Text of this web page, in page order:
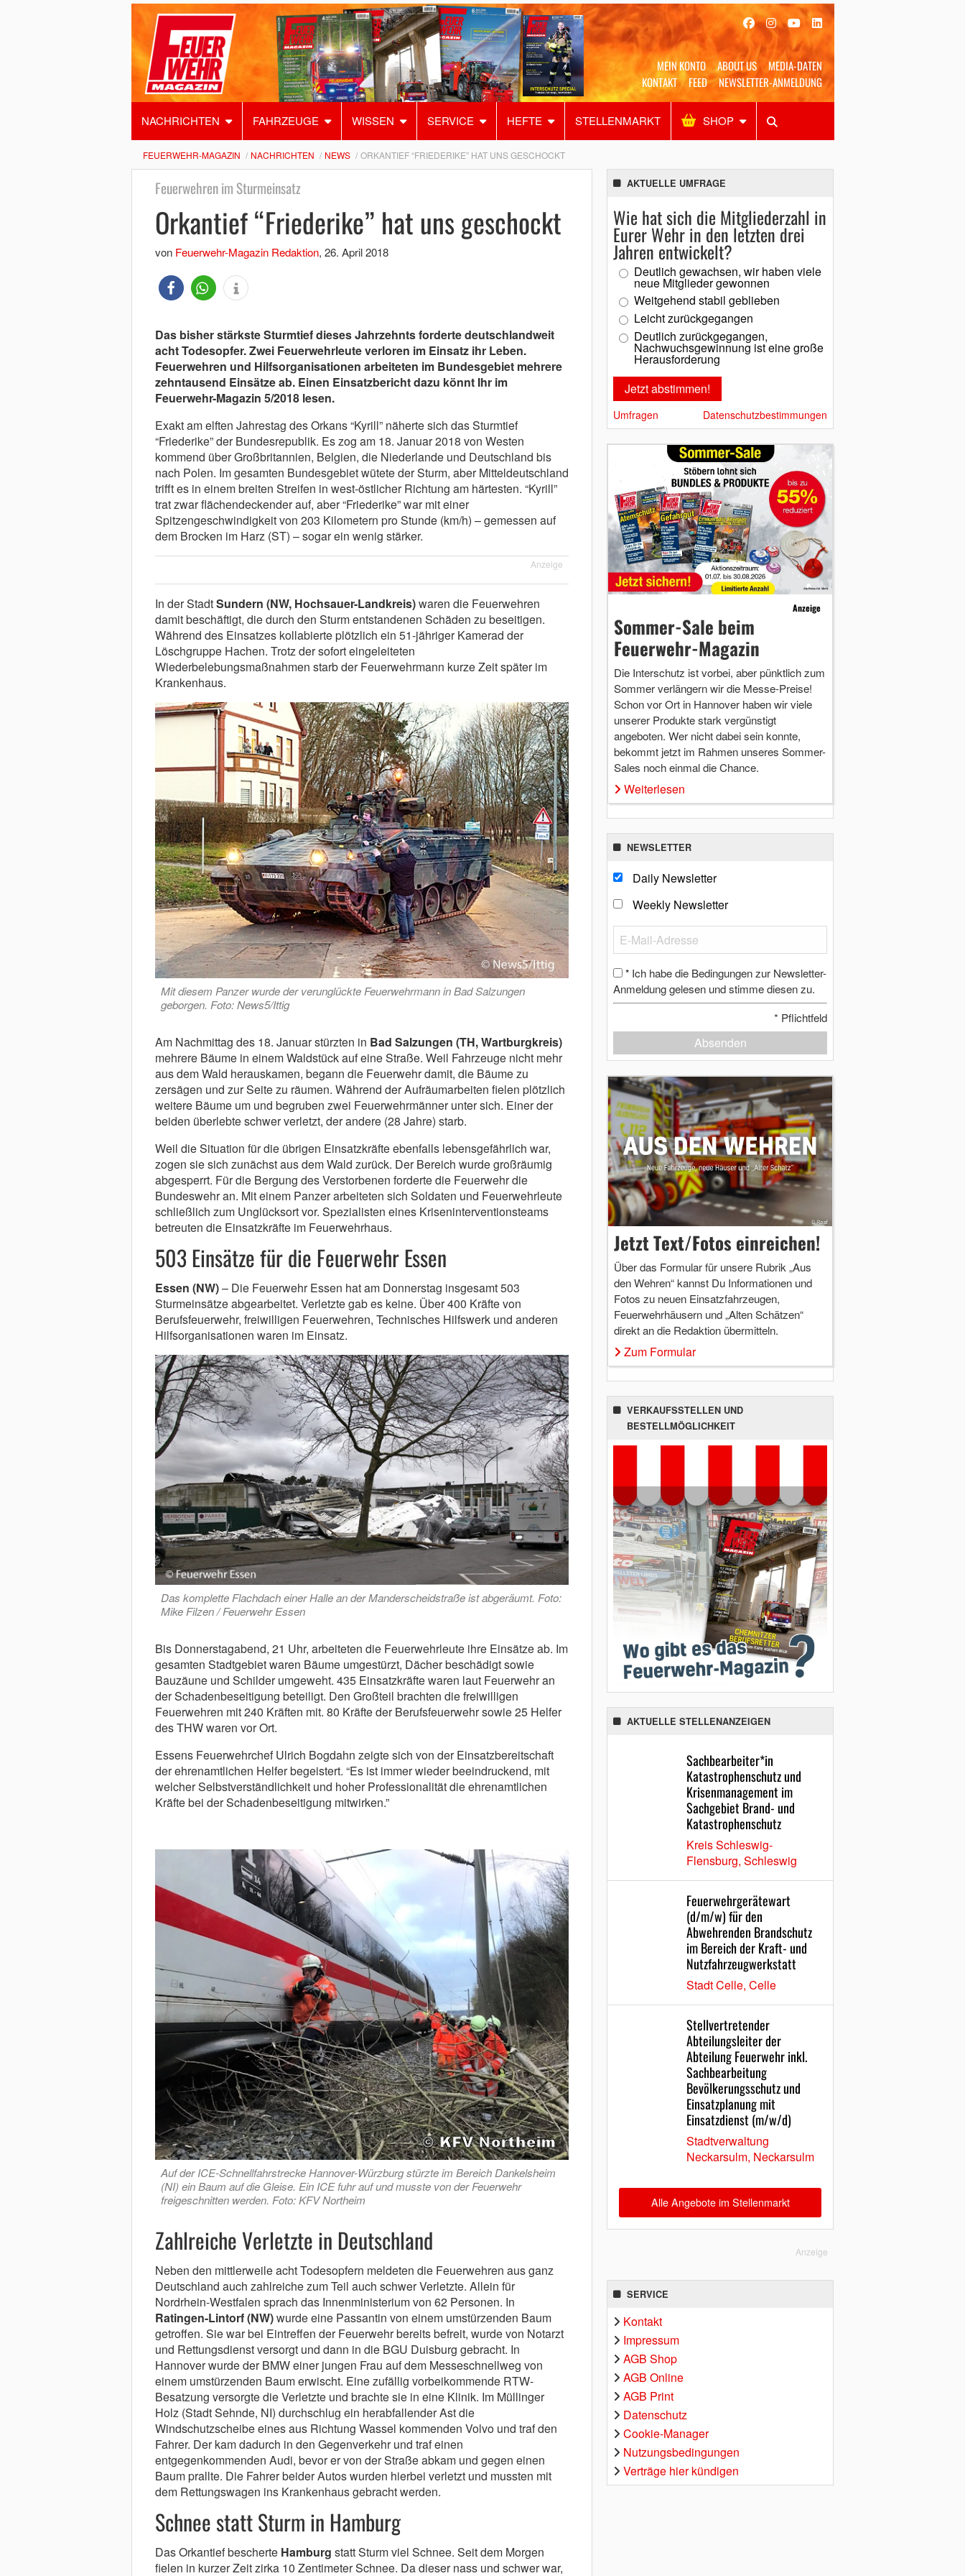
MEIN KONTO ABOUT US
MEDIA-DATEN
KONTAKT
FEED NEWSLETTER-ANMELDUNG
NACHRICHTEN FAHRZEUGE WISSEN SERVICE HEFTE STELLENMARKT SHOP
Alles Shop SUCHEN
FEUERWEHR-MAGAZIN NACHRICHTEN NEWS ORKANTIEF “FRIEDERIKE” HAT UNS GESCHOCKT
Feuerwehren im Sturmeinsatz
Orkantief “Friederike” hat uns geschockt
von Feuerwehr-Magazin Redaktion, 26. April 2018
Das bisher stärkste Sturmtief dieses Jahrzehnts forderte deutschlandweit
acht Todesopfer. Zwei Feuerwehrleute verloren im Einsatz ihr Leben.
Feuerwehren und Hilfsorganisationen arbeiteten im Bundesgebiet mehrere
zehntausend Einsätze ab. Einen Einsatzbericht dazu könnt Ihr im
Feuerwehr-Magazin 5/2018 lesen.
Exakt am elften Jahrestag des Orkans “Kyrill” näherte sich das Sturmtief
“Friederike” der Bundesrepublik. Es zog am 18. Januar 2018 von Westen
kommend über Großbritannien, Belgien, die Niederlande und Deutschland bis
nach Polen. Im gesamten Bundesgebiet wütete der Sturm, aber Mitteldeutschland
trifft es in einem breiten Streifen in west-östlicher Richtung am härtesten. “Kyrill”
trat zwar flächendeckender auf, aber “Friederike” war mit einer
Spitzengeschwindigkeit von 203 Kilometern pro Stunde (km/h) – gemessen auf
dem Brocken im Harz (ST) – sogar ein wenig stärker.
Anzeige
In der StadtSundern (NW, Hochsauer-Landkreis)waren die Feuerwehren
damit beschäftigt, die durch den Sturm entstandenen Schäden zu beseitigen.
Während des Einsatzes kollabierte plötzlich ein 51-jähriger Kamerad der
Löschgruppe Hachen. Trotz der sofort eingeleiteten
Wiederbelebungsmaßnahmen starb der Feuerwehrmann kurze Zeit später im
Krankenhaus.
Mit diesem Panzer wurde der verunglückte Feuerwehrmann in Bad Salzungen
geborgen. Foto: News5/Ittig
Am Nachmittag des 18. Januar stürzten in Bad Salzungen (TH, Wartburgkreis)
mehrere Bäume in einem Waldstück auf eine Straße. Weil Fahrzeuge nicht mehr
aus dem Wald herauskamen, begann die Feuerwehr damit, die Bäume zu
zersägen und zur Seite zu räumen. Während der Aufräumarbeiten fielen plötzlich
weitere Bäume um und begruben zwei Feuerwehrmänner unter sich. Einer der
beiden überlebte schwer verletzt, der andere (28 Jahre) starb.
Weil die Situation für die übrigen Einsatzkräfte ebenfalls lebensgefährlich war,
zogen sie sich zunächst aus dem Wald zurück. Der Bereich wurde großräumig
abgesperrt. Für die Bergung des Verstorbenen forderte die Feuerwehr die
Bundeswehr an. Mit einem Panzer arbeiteten sich Soldaten und Feuerwehrleute
schließlich zum Unglücksort vor. Spezialisten eines Kriseninterventionsteams
betreuten die Einsatzkräfte im Feuerwehrhaus.
503 Einsätze für die Feuerwehr Essen
Essen (NW)– Die Feuerwehr Essen hat am Donnerstag insgesamt 503
Sturmeinsätze abgearbeitet. Verletzte gab es keine. Über 400 Kräfte von
Berufsfeuerwehr, freiwilligen Feuerwehren, Technisches Hilfswerk und anderen
Hilfsorganisationen waren im Einsatz.
Das komplette Flachdach einer Halle an der Manderscheidstraße ist abgeräumt. Foto:
Mike Filzen / Feuerwehr Essen
Bis Donnerstagabend, 21 Uhr, arbeiteten die Feuerwehrleute ihre Einsätze ab. Im
gesamten Stadtgebiet waren Bäume umgestürzt, Dächer beschädigt sowie
Bauzäune und Schilder umgeweht. 435 Einsatzkräfte waren laut Feuerwehr an
der Schadenbeseitigung beteiligt. Den Großteil brachten die freiwilligen
Feuerwehren mit 240 Kräften mit. 80 Kräfte der Berufsfeuerwehr sowie 25 Helfer
des THW waren vor Ort.
Essens Feuerwehrchef Ulrich Bogdahn zeigte sich von der Einsatzbereitschaft
der ehrenamtlichen Helfer begeistert. “Es ist immer wieder beeindruckend, mit
welcher Selbstverständlichkeit und hoher Professionalität die ehrenamtlichen
Kräfte bei der Schadenbeseitigung mitwirken.”
Auf der ICE-Schnellfahrstrecke Hannover-Würzburg stürzte im Bereich Dankelsheim
(NI) ein Baum auf die Gleise. Ein ICE fuhr auf und musste von der Feuerwehr
freigeschnitten werden. Foto: KFV Northeim
Zahlreiche Verletzte in Deutschland
Neben den mittlerweile acht Todesopfern meldeten die Feuerwehren aus ganz
Deutschland auch zahlreiche zum Teil auch schwer Verletzte. Allein für
Nordrhein-Westfalen sprach das Innenministerium von 62 Personen. In
Ratingen-Lintorf (NW)wurde eine Passantin von einem umstürzenden Baum
getroffen. Sie war bei Eintreffen der Feuerwehr bereits befreit, wurde von Notarzt
und Rettungsdienst versorgt und dann in die BGU Duisburg gebracht. In
Hannover wurde der BMW einer jungen Frau auf dem Messeschnellweg von
einem umstürzenden Baum erwischt. Eine zufällig vorbeikommende RTW-
Besatzung versorgte die Verletzte und brachte sie in eine Klinik. Im Müllinger
Holz (Stadt Sehnde, NI) durchschlug ein herabfallender Ast die
Windschutzscheibe eines aus Richtung Wassel kommenden Volvo und traf den
Fahrer. Der kam dadurch in den Gegenverkehr und traf einen
entgegenkommenden Audi, bevor er von der Straße abkam und gegen einen
Baum prallte. Die Fahrer beider Autos wurden hierbei verletzt und mussten mit
dem Rettungswagen ins Krankenhaus gebracht werden.
Schnee statt Sturm in Hamburg
Das Orkantief bescherte Hamburg statt Sturm viel Schnee. Seit dem Morgen
fielen in kurzer Zeit zirka 10 Zentimeter Schnee. Da dieser nass und schwer war,
AKTUELLE UMFRAGE
Wie hat sich die Mitgliederzahl in
Eurer Wehr in den letzten drei
Jahren entwickelt?
Deutlich gewachsen, wir haben viele
neue Mitglieder gewonnen
Weitgehend stabil geblieben
Leicht zurückgegangen
Deutlich zurückgegangen,
Nachwuchsgewinnung ist eine große
Herausforderung
Umfragen Datenschutzbestimmungen
Anzeige
Sommer-Sale beim
Feuerwehr-Magazin
Die Interschutz ist vorbei, aber pünktlich zum
Sommer verlängern wir die Messe-Preise!
Schon vor Ort in Hannover haben wir viele
unserer Produkte stark vergünstigt
angeboten. Wer nicht dabei sein konnte,
bekommt jetzt im Rahmen unseres Sommer-
Sales noch einmal die Chance.
Weiterlesen
NEWSLETTER
Daily Newsletter
Weekly Newsletter
* Ich habe die Bedingungen zur Newsletter-
Anmeldung gelesen und stimme diesen zu.
* Pflichtfeld
Absenden
Jetzt Text/Fotos einreichen!
Über das Formular für unsere Rubrik „Aus
den Wehren“ kannst Du Informationen und
Fotos zu neuen Einsatzfahrzeugen,
Feuerwehrhäusern und „Alten Schätzen“
direkt an die Redaktion übermitteln.
Zum Formular
VERKAUFSSTELLEN UND
BESTELLMÖGLICHKEIT
AKTUELLE STELLENANZEIGEN
Sachbearbeiter*in
Katastrophenschutz und
Krisenmanagement im
Sachgebiet Brand- und
Katastrophenschutz
Kreis Schleswig-
Flensburg, Schleswig
Feuerwehrgerätewart
(d/m/w) für den
Abwehrenden Brandschutz
im Bereich der Kraft- und
Nutzfahrzeugwerkstatt
Stadt Celle, Celle
Stellvertretender
Abteilungsleiter der
Abteilung Feuerwehr inkl.
Sachbearbeitung
Bevölkerungsschutz und
Einsatzplanung mit
Einsatzdienst (m/w/d)
Stadtverwaltung
Neckarsulm, Neckarsulm
Alle Angebote im Stellenmarkt
Anzeige
SERVICE
Kontakt
Impressum
AGB Shop
AGB Online
AGB Print
Datenschutz
Cookie-Manager
Nutzungsbedingungen
Verträge hier kündigen